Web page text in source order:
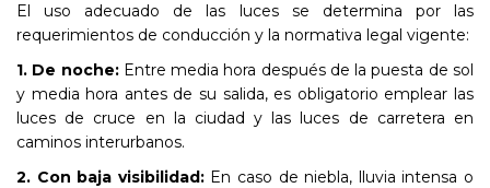
El uso adecuado de las luces se determina por las
requerimientos de conducción y la normativa legal vigente:
1. De noche:Entre media hora después de la puesta de sol
y media hora antes de su salida, es obligatorio emplear las
luces de cruce en la ciudad y las luces de carretera en
caminos interurbanos.
2. Con baja visibilidad:En caso de niebla, lluvia intensa o